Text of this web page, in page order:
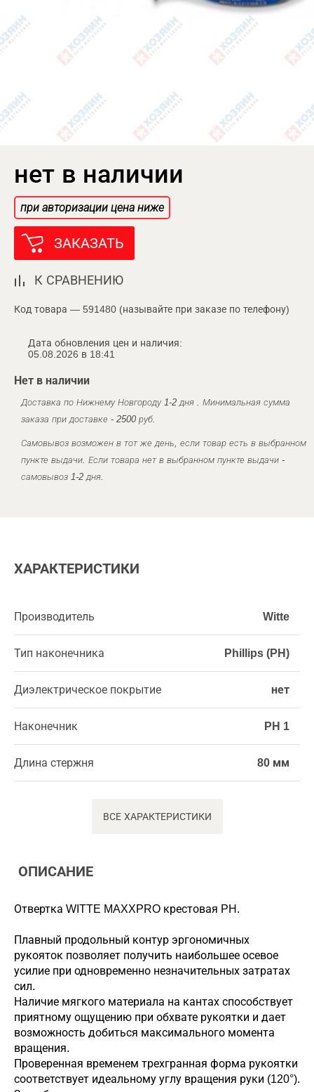
нет в наличии
при авторизации цена ниже
ЗАКАЗАТЬ
К СРАВНЕНИЮ
Код товара — 591480 (называйте при заказе по телефону)
Дата обновления цен и наличия:
05.08.2026 в 18:41
Нет в наличии
Доставка по Нижнему Новгороду 1-2 дня . Минимальная сумма
заказа при доставке - 2500 руб.
Самовывоз возможен в тот же день, если товар есть в выбранном
пункте выдачи. Если товара нет в выбранном пункте выдачи -
самовывоз 1-2 дня.
ХАРАКТЕРИСТИКИ
Производитель Witte
Тип наконечника Phillips (PH)
Диэлектрическое покрытие нет
Наконечник PH 1
Длина стержня 80 мм
ВСЕ ХАРАКТЕРИСТИКИ
ОПИСАНИЕ
Отвертка WITTE MAXXPRO крестовая PH.
Плавный продольный контур эргономичных
рукояток позволяет получить наибольшее осевое
усилие при одновременно незначительных затратах
сил.
Наличие мягкого материала на кантах способствует
приятному ощущению при обхвате рукоятки и дает
возможность добиться максимального момента
вращения.
Проверенная временем трехгранная форма рукоятки
соответствует идеальному углу вращения руки (120°).